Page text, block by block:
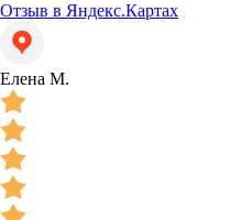
Отзыв в Яндекс.Картах
Елена М.